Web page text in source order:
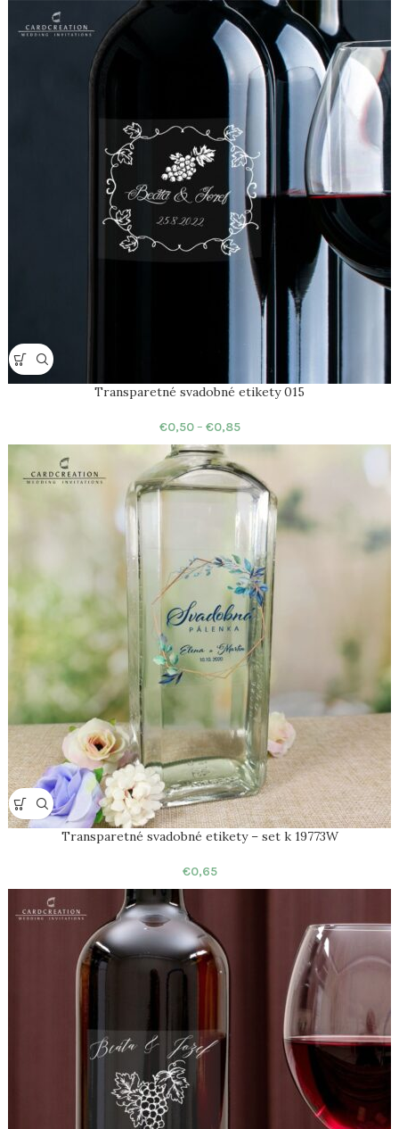
Transparetné svadobné etikety 015
€0,50 – €0,85
Transparetné svadobné etikety – set k 19773W
€0,65